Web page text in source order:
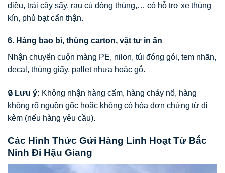
điều, trái cây sấy, rau củ đóng thùng,… có hỗ trợ xe thùng
kín, phủ bạt cẩn thận.
6. Hàng bao bì, thùng carton, vật tư in ấn
Nhận chuyển cuộn màng PE, nilon, túi đóng gói, tem nhãn,
decal, thùng giấy, pallet nhựa hoặc gỗ.
🔒 Lưu ý: Không nhận hàng cấm, hàng cháy nổ, hàng
không rõ nguồn gốc hoặc không có hóa đơn chứng từ đi
kèm (nếu hàng yêu cầu).
Các Hình Thức Gửi Hàng Linh Hoạt Từ Bắc
Ninh Đi Hậu Giang